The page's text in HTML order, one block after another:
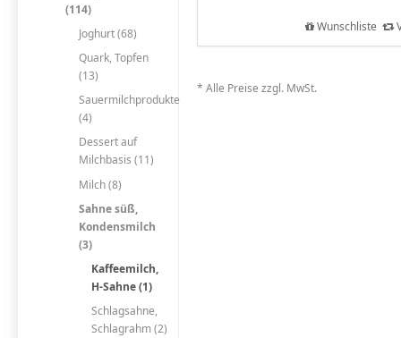
(114)
Joghurt (68)
Quark, Topfen
(13)
Sauermilchprodukte
(4)
Dessert auf
Milchbasis (11)
Milch (8)
Sahne süß,
Kondensmilch
(3)
Kaffeemilch,
H-Sahne (1)
Schlagsahne,
Schlagrahm (2)
Wunschliste
* Alle Preise zzgl. MwSt.